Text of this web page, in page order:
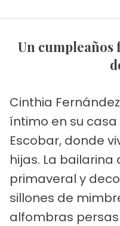
Un cumpleaños familiar con todos los
Cinthia Fernández
íntimo en su
Escobar, donde
hijas. La
primaveral y
sillones de
alfombras